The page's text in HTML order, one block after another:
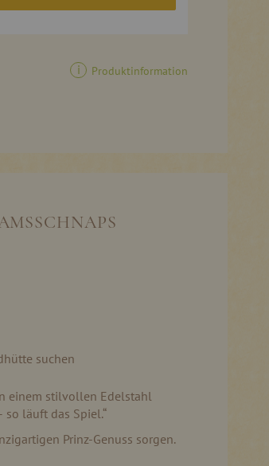
Produktinformation
suchen
einem stilvollen Edelstahl
läuft das Spiel.“
Prinz-Genuss sorgen.